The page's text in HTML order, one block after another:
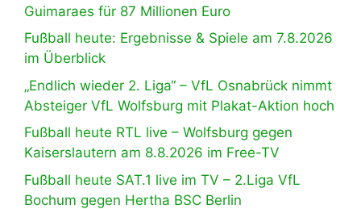
Guimaraes für 87 Millionen Euro
Fußball heute: Ergebnisse & Spiele am 7.8.2026
im Überblick
„Endlich wieder 2. Liga“ – VfL Osnabrück nimmt
Absteiger VfL Wolfsburg mit Plakat-Aktion hoch
Fußball heute RTL live – Wolfsburg gegen
Kaiserslautern am 8.8.2026 im Free-TV
Fußball heute SAT.1 live im TV – 2.Liga VfL
Bochum gegen Hertha BSC Berlin